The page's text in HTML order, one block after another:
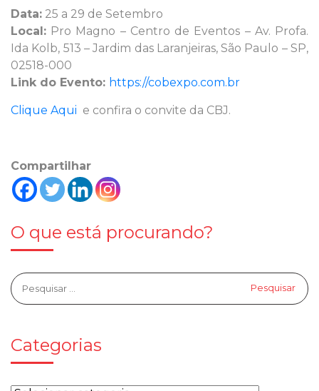
Data: 25 a 29 de Setembro
Local: Pro Magno – Centro de Eventos – Av. Profa.
Ida Kolb, 513 – Jardim das Laranjeiras, São Paulo – SP,
02518-000
Link do Evento: https://cobexpo.com.br
Clique Aqui e confira o convite da CBJ.
Compartilhar
O que está procurando?
Categorias